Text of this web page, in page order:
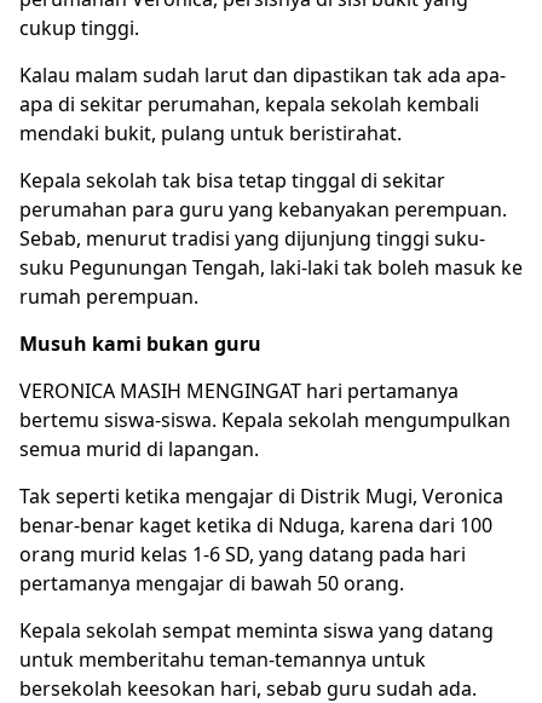
cukup tinggi.
Kalau malam sudah larut dan dipastikan tak ada apa-
apa di sekitar perumahan, kepala sekolah kembali
mendaki bukit, pulang untuk beristirahat.
Kepala sekolah tak bisa tetap tinggal di sekitar
perumahan para guru yang kebanyakan perempuan.
Sebab, menurut tradisi yang dijunjung tinggi suku-
suku Pegunungan Tengah, laki-laki tak boleh masuk ke
rumah perempuan.
Musuh kami bukan guru
VERONICA MASIH MENGINGAT hari pertamanya
bertemu siswa-siswa. Kepala sekolah mengumpulkan
semua murid di lapangan.
Tak seperti ketika mengajar di Distrik Mugi, Veronica
benar-benar kaget ketika di Nduga, karena dari 100
orang murid kelas 1-6 SD, yang datang pada hari
pertamanya mengajar di bawah 50 orang.
Kepala sekolah sempat meminta siswa yang datang
untuk memberitahu teman-temannya untuk
bersekolah keesokan hari, sebab guru sudah ada.